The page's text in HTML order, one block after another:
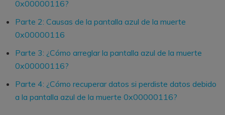
0x00000116?
Parte 2: Causas de la pantalla azul de la muerte
0x00000116
Parte 3: ¿Cómo arreglar la pantalla azul de la muerte
0x00000116?
Parte 4: ¿Cómo recuperar datos si perdiste datos debido
a la pantalla azul de la muerte 0x00000116?